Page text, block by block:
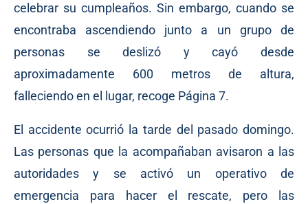
celebrar su cumpleaños. Sin embargo, cuando se
encontraba ascendiendo junto a un grupo de
personas se deslizó y cayó desde
aproximadamente 600 metros de altura,
falleciendo en el lugar, recoge Página 7.
El accidente ocurrió la tarde del pasado domingo.
Las personas que la acompañaban avisaron a las
autoridades y se activó un operativo de
emergencia para hacer el rescate, pero las